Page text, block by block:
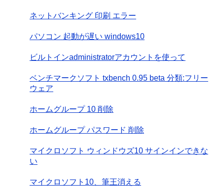
ネットバンキング 印刷 エラー
パソコン 起動が遅い windows10
ビルトインadministratorアカウントを使って
ベンチマークソフト txbench 0.95 beta 分類:フリー
ウェア
ホームグループ 10 削除
ホームグループ パスワード 削除
マイクロソフト ウィンドウズ10 サインインできな
い
マイクロソフト10、筆王消える